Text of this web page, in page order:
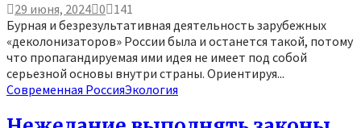
29 июня, 2024 0 141
Бурная и безрезультативная деятельность зарубежных
«деколонизаторов» России была и останется такой, потому
что пропагандируемая ими идея не имеет под собой
серьезной основы внутри страны. Ориентируя...
Современная РоссияЭкология